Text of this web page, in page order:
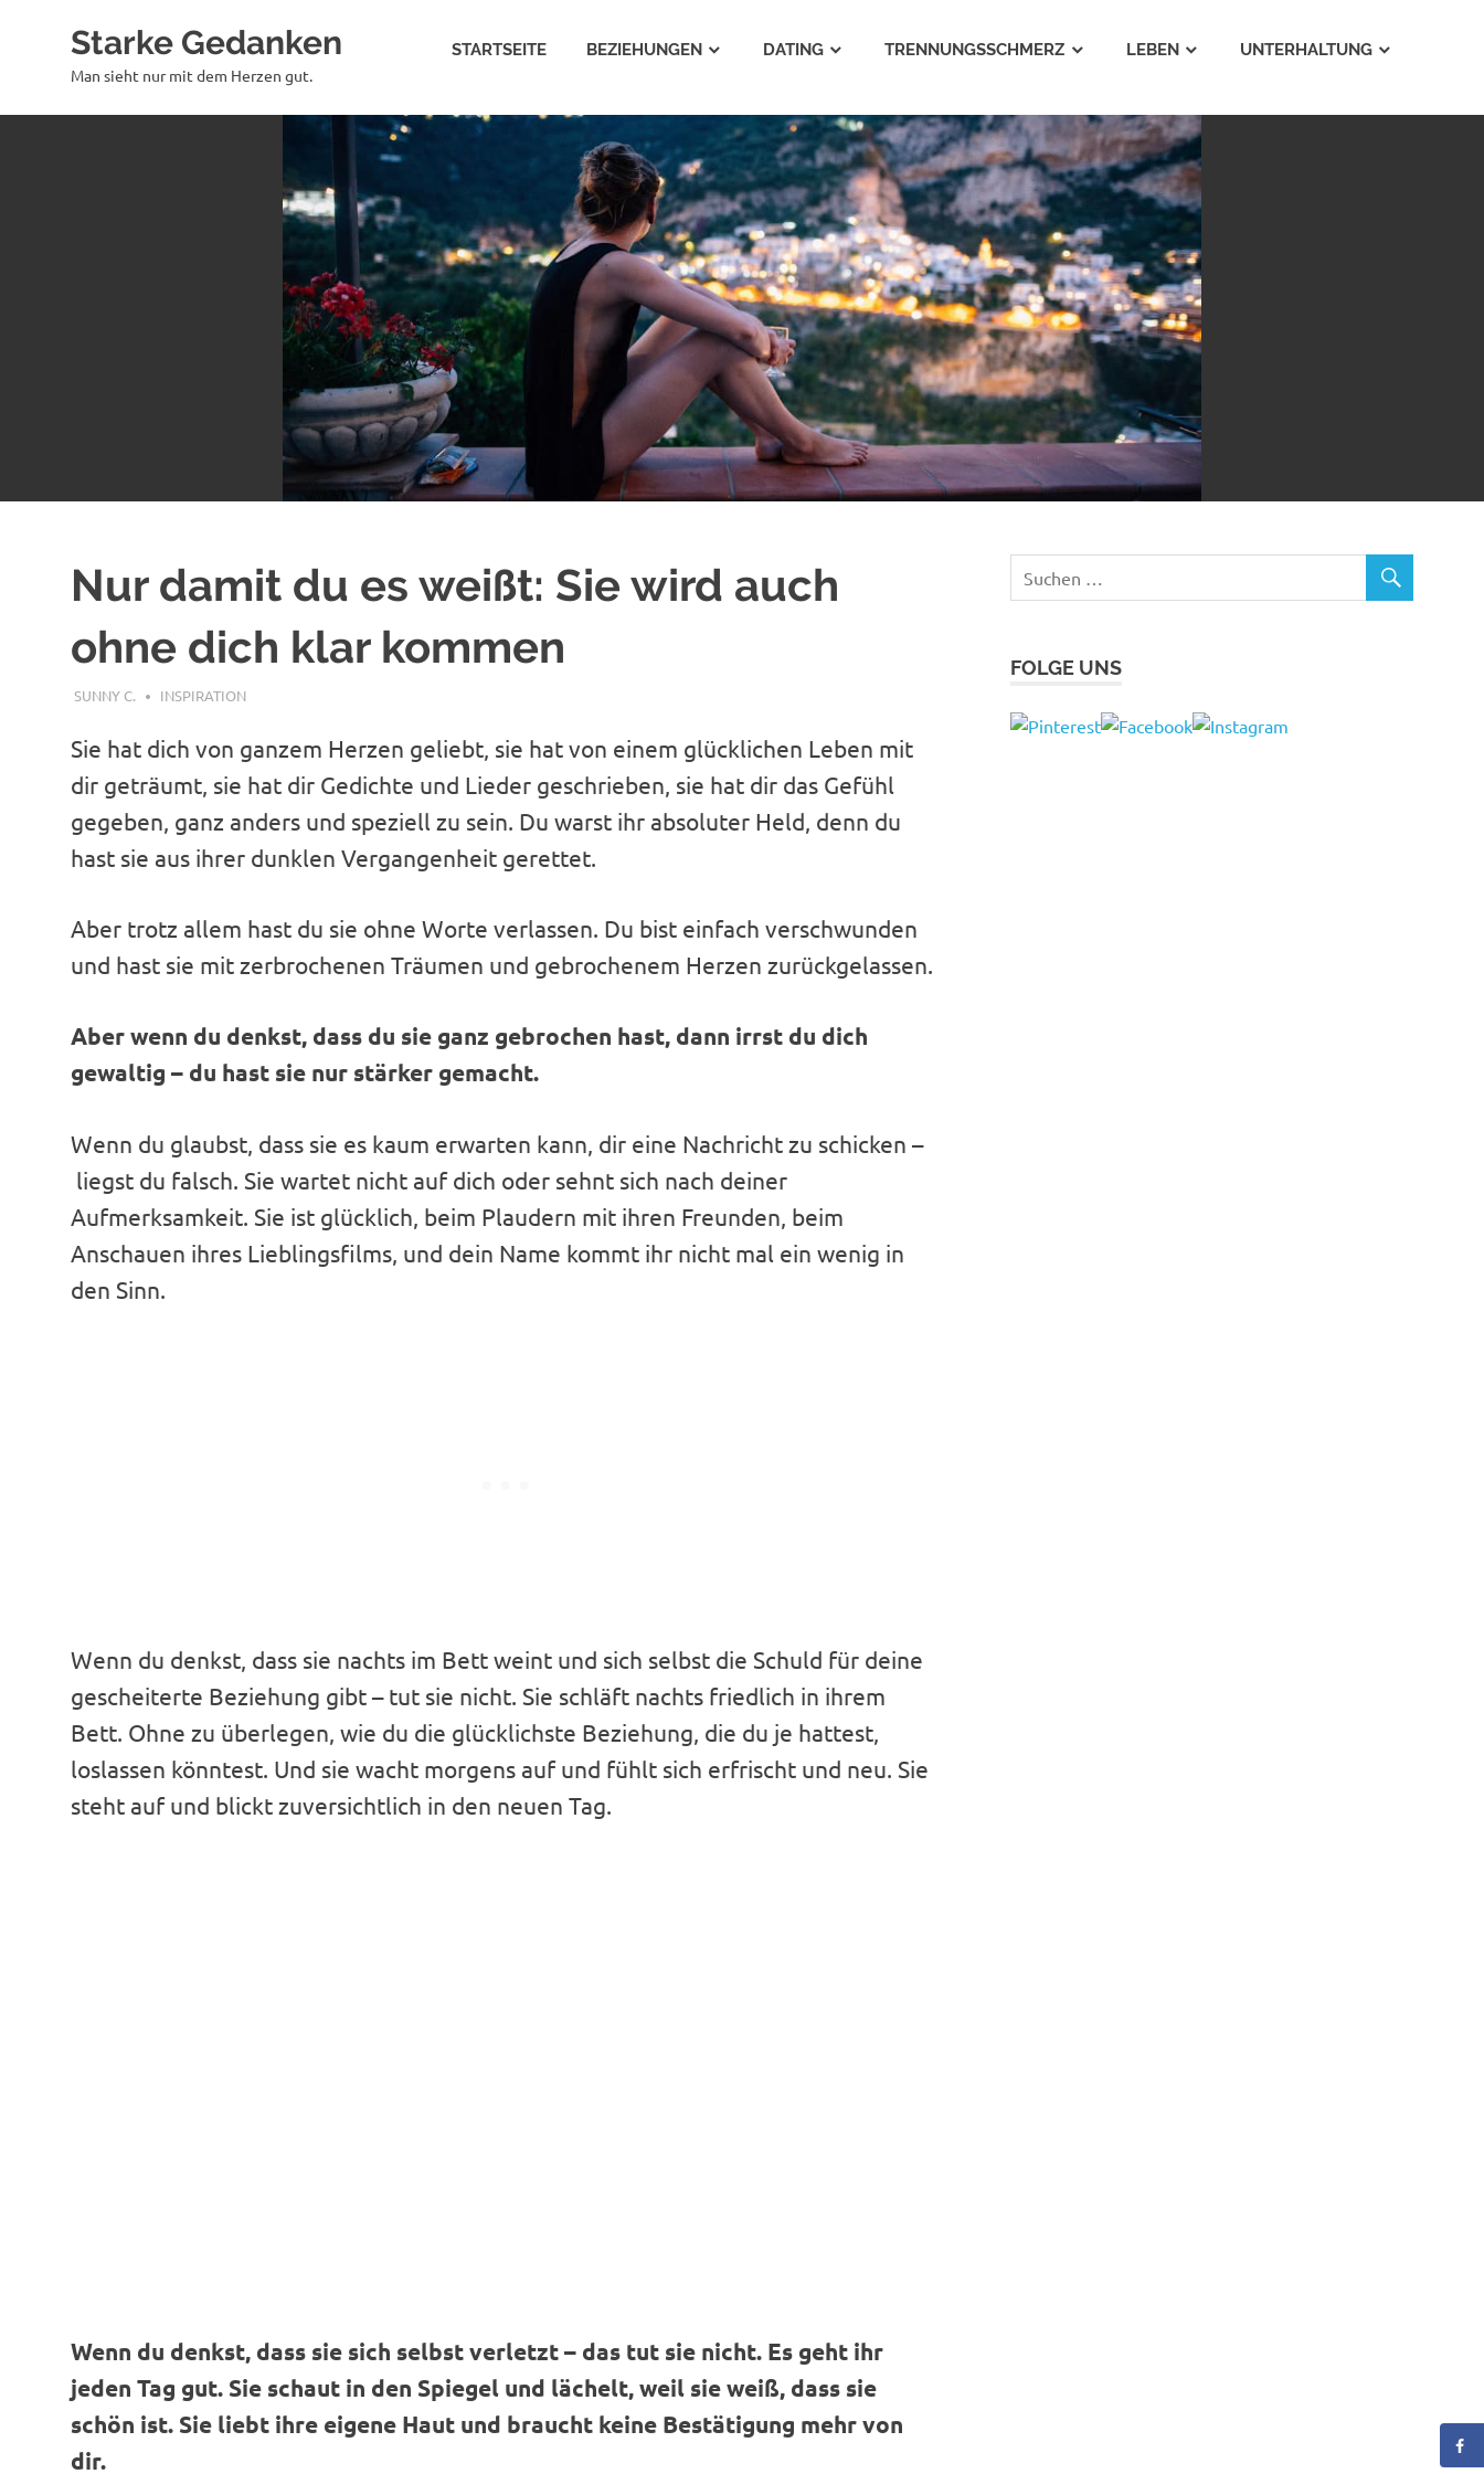
Starke Gedanken
Man sieht nur mit dem Herzen gut.
STARTSEITE BEZIEHUNGEN DATING TRENNUNGSSCHMERZ LEBEN UNTERHALTUNG
Nur damit du es weißt: Sie wird auch
ohne dich klar kommen
MÄRZ 16, 2018
SUNNY C. INSPIRATION
Sie hat dich von ganzem Herzen geliebt, sie hat von einem glücklichen Leben mit
dir geträumt, sie hat dir Gedichte und Lieder geschrieben, sie hat dir das Gefühl
gegeben, ganz anders und speziell zu sein. Du warst ihr absoluter Held, denn du
hast sie aus ihrer dunklen Vergangenheit gerettet.
Aber trotz allem hast du sie ohne Worte verlassen. Du bist einfach verschwunden
und hast sie mit zerbrochenen Träumen und gebrochenem Herzen zurückgelassen.
Aber wenn du denkst, dass du sie ganz gebrochen hast, dann irrst du dich
gewaltig – du hast sie nur stärker gemacht.
Wenn du glaubst, dass sie es kaum erwarten kann, dir eine Nachricht zu schicken –
liegst du falsch. Sie wartet nicht auf dich oder sehnt sich nach deiner
Aufmerksamkeit. Sie ist glücklich, beim Plaudern mit ihren Freunden, beim
Anschauen ihres Lieblingsfilms, und dein Name kommt ihr nicht mal ein wenig in
den Sinn.
Wenn du denkst, dass sie nachts im Bett weint und sich selbst die Schuld für deine
gescheiterte Beziehung gibt – tut sie nicht. Sie schläft nachts friedlich in ihrem
Bett. Ohne zu überlegen, wie du die glücklichste Beziehung, die du je hattest,
loslassen könntest. Und sie wacht morgens auf und fühlt sich erfrischt und neu. Sie
steht auf und blickt zuversichtlich in den neuen Tag.
Wenn du denkst, dass sie sich selbst verletzt – das tut sie nicht. Es geht ihr
jeden Tag gut. Sie schaut in den Spiegel und lächelt, weil sie weiß, dass sie
schön ist. Sie liebt ihre eigene Haut und braucht keine Bestätigung mehr von
dir.
FOLGE UNS